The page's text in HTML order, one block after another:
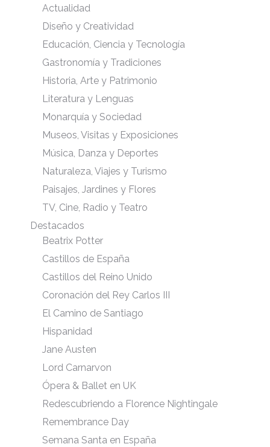
Actualidad
Diseño y Creatividad
Educación, Ciencia y Tecnología
Gastronomía y Tradiciones
Historia, Arte y Patrimonio
Literatura y Lenguas
Monarquía y Sociedad
Museos, Visitas y Exposiciones
Música, Danza y Deportes
Naturaleza, Viajes y Turismo
Paisajes, Jardines y Flores
TV, Cine, Radio y Teatro
Destacados
Beatrix Potter
Castillos de España
Castillos del Reino Unido
Coronación del Rey Carlos III
El Camino de Santiago
Hispanidad
Jane Austen
Lord Carnarvon
Ópera & Ballet en UK
Redescubriendo a Florence Nightingale
Remembrance Day
Semana Santa en España